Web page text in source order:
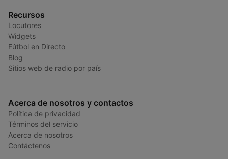
Recursos
Locutores
Widgets
Fútbol en Directo
Blog
Sitios web de radio por país
Acerca de nosotros y contactos
Política de privacidad
Términos del servicio
Acerca de nosotros
Contáctenos